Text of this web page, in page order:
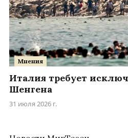
Мнения
Италия требует
Шенгена
31 июля 2026 г.